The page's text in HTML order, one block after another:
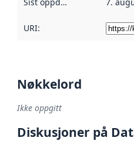
Sist oppdatert 7.
URI:
Nøkkelord
Ikke oppgitt
Diskusjoner på